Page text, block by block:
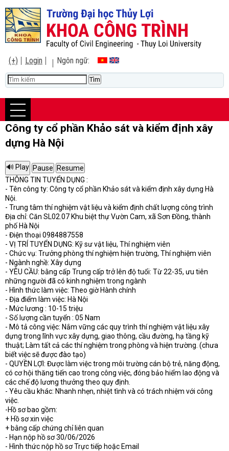
(+) Login Ngôn ngữ:
Công ty cổ phần Khảo sát và kiểm định xây
dựng Hà Nội
THÔNG TIN TUYỂN DỤNG :
- Tên công ty: Công ty cổ phần Khảo sát và kiểm định xây dựng Hà
Nội.
- Trung tâm thí nghiệm vật liệu và kiểm định chất lượng công trình
Địa chỉ: Căn SL02.07 Khu biệt thự Vườn Cam, xã Sơn Đồng, thành
phố Hà Nội
- Điện thoại 0984887558
- VỊ TRÍ TUYỂN DỤNG: Kỹ sư vật liệu, Thí nghiệm viên
- Chức vụ: Trưởng phòng thí nghiệm hiện trường, Thí nghiệm viên
- Ngành nghề: Xây dựng
- YÊU CẦU: bằng cấp Trung cấp trở lên độ tuổi: Từ 22-35, ưu tiên
những người đã có kinh nghiệm trong ngành
- Hình thức làm việc: Theo giờ Hành chính
- Địa điểm làm việc: Hà Nội
- Mức lương : 10-15 triệu
- Số lượng cần tuyển : 05 Nam
- Mô tả công việc: Nắm vững các quy trình thí nghiệm vật liệu xây
dựng trong lĩnh vực xây dựng, giao thông, cầu đường, hạ tầng kỹ
thuật; Làm tất cả các thí nghiệm trong phòng và hiện trường. (chưa
biết việc sẽ được đào tạo)
- QUYỀN LỢI: Được làm việc trong môi trường cán bộ trẻ, năng động,
có cơ hội thăng tiến cao trong công việc, đóng bảo hiểm lao động và
các chế độ lương thưởng theo quy định.
- Yêu cầu khác: Nhanh nhẹn, nhiệt tình và có trách nhiệm với công
việc.
-Hồ sơ bao gồm:
+ Hồ sơ xin việc
+ bằng cấp chứng chỉ liên quan
- Hạn nộp hồ sơ 30/06/2026
- Hình thức nộp hồ sơ Trực tiếp hoặc Email